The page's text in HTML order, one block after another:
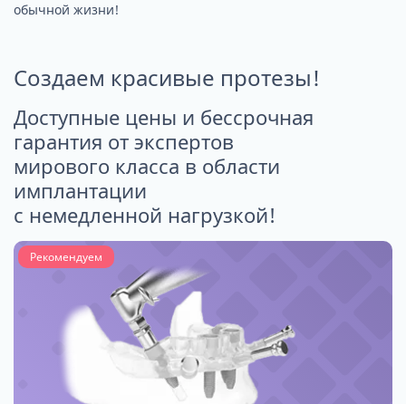
обычной жизни!
Создаем красивые протезы!
Доступные цены и бессрочная
гарантия от экспертов
мирового класса в области
имплантации
с немедленной нагрузкой!
Рекомендуем